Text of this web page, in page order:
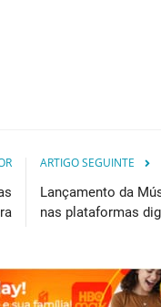
ARTIGO SEGUINTE
Lançamento da
nas plataformas